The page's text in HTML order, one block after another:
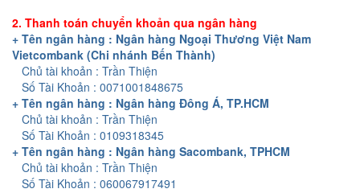
2. Thanh toán chuyển khoản qua ngân hàng
+ Tên ngân hàng : Ngân hàng Ngoại Thương Việt Nam
Vietcombank (Chi nhánh Bến Thành)
Chủ tài khoản : Trần Thiện
Số Tài Khoản : 0071001848675
+ Tên ngân hàng : Ngân hàng Đông Á, TP.HCM
Chủ tài khoản : Trần Thiện
Số Tài Khoản : 0109318345
+ Tên ngân hàng : Ngân hàng Sacombank, TPHCM
Chủ tài khoản : Trần Thiện
Số Tài Khoản : 060067917491